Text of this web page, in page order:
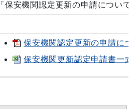
「保安機関認定更新の申請につい
保安機関認定更新の申請に
保安機関更新認定申請書一